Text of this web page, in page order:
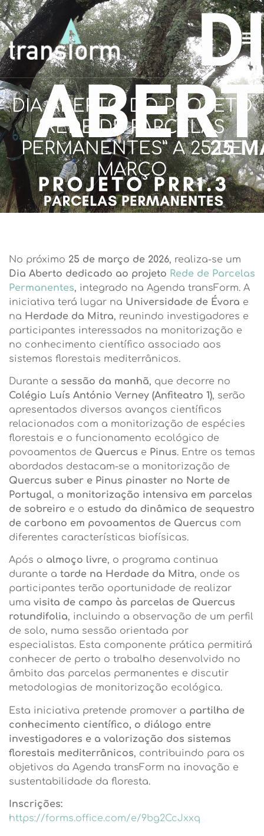
DIA ABERTO DO PROJETO
“REDE DE PARCELAS
PERMANENTES” A 25 DE
MARÇO
No próximo 25 de março de 2026, realiza-se um
Dia Aberto dedicado ao projeto Rede de Parcelas
Permanentes, integrado na Agenda transForm. A
iniciativa terá lugar na Universidade de Évora e
na Herdade da Mitra, reunindo investigadores e
participantes interessados na monitorização e
no conhecimento científico associado aos
sistemas florestais mediterrânicos.
Durante a sessão da manhã, que decorre no
Colégio Luís António Verney (Anfiteatro 1), serão
apresentados diversos avanços científicos
relacionados com a monitorização de espécies
florestais e o funcionamento ecológico de
povoamentos de Quercus e Pinus. Entre os temas
abordados destacam-se a monitorização de
Quercus suber e Pinus pinaster no Norte de
Portugal, a monitorização intensiva em parcelas
de sobreiro e o estudo da dinâmica de sequestro
de carbono em povoamentos de Quercus com
diferentes características biofísicas.
Após o almoço livre, o programa continua
durante a tarde na Herdade da Mitra, onde os
participantes terão oportunidade de realizar
uma visita de campo às parcelas de Quercus
rotundifolia, incluindo a observação de um perfil
de solo, numa sessão orientada por
especialistas. Esta componente prática permitirá
conhecer de perto o trabalho desenvolvido no
âmbito das parcelas permanentes e discutir
metodologias de monitorização ecológica.
Esta iniciativa pretende promover a partilha de
conhecimento científico, o diálogo entre
investigadores e a valorização dos sistemas
florestais mediterrânicos, contribuindo para os
objetivos da Agenda transForm na inovação e
sustentabilidade da floresta.
Inscrições:
https://forms.office.com/e/9bg2CcJxxq